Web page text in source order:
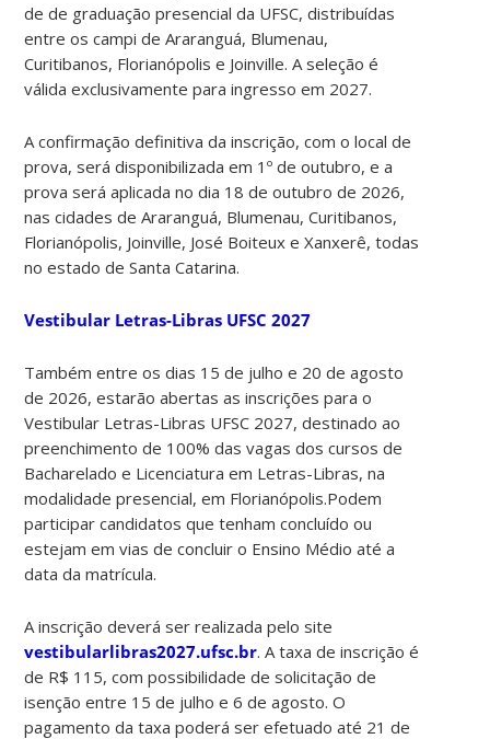
de de graduação presencial da UFSC, distribuídas
entre os campi de Araranguá, Blumenau,
Curitibanos, Florianópolis e Joinville. A seleção é
válida exclusivamente para ingresso em 2027.
A confirmação definitiva da inscrição, com o local de
prova, será disponibilizada em 1º de outubro, e a
prova será aplicada no dia 18 de outubro de 2026,
nas cidades de Araranguá, Blumenau, Curitibanos,
Florianópolis, Joinville, José Boiteux e Xanxerê, todas
no estado de Santa Catarina.
Vestibular Letras-Libras UFSC 2027
Também entre os dias 15 de julho e 20 de agosto
de 2026, estarão abertas as inscrições para o
Vestibular Letras-Libras UFSC 2027, destinado ao
preenchimento de 100% das vagas dos cursos de
Bacharelado e Licenciatura em Letras-Libras, na
modalidade presencial, em Florianópolis.Podem
participar candidatos que tenham concluído ou
estejam em vias de concluir o Ensino Médio até a
data da matrícula.
A inscrição deverá ser realizada pelo site
vestibularlibras2027.ufsc.br. A taxa de inscrição é
de R$ 115, com possibilidade de solicitação de
isenção entre 15 de julho e 6 de agosto. O
pagamento da taxa poderá ser efetuado até 21 de